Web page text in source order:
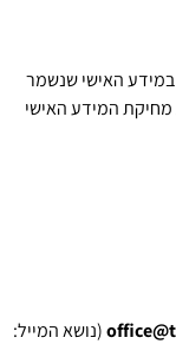
במידע האישי שנשמר
מחיקת המידע האישי
(נושא המייל: